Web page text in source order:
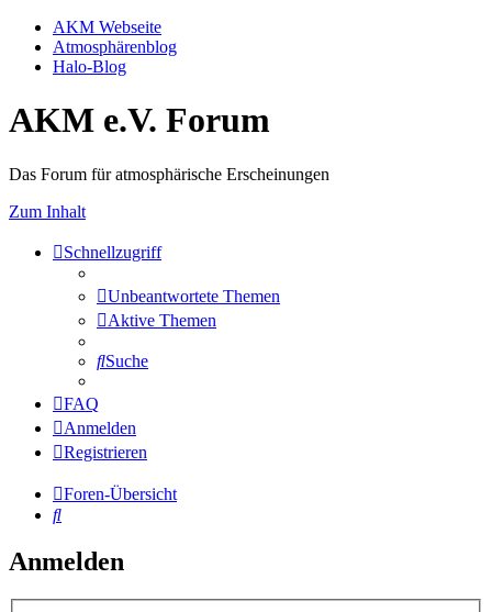
AKM Webseite
Atmosphärenblog
Halo-Blog
AKM e.V. Forum
Das Forum für atmosphärische Erscheinungen
Zum Inhalt
Schnellzugriff
Unbeantwortete Themen
Aktive Themen
Suche
FAQ
Anmelden
Registrieren
Foren-Übersicht
Suche
Anmelden